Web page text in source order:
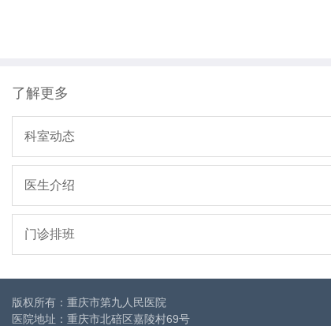
了解更多
科室动态
医生介绍
门诊排班
版权所有：重庆市第九人民医院
医院地址：重庆市北碚区嘉陵村69号